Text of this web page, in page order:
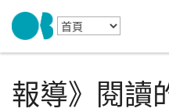
Skip to navigation
移至主內容
報導》閱讀